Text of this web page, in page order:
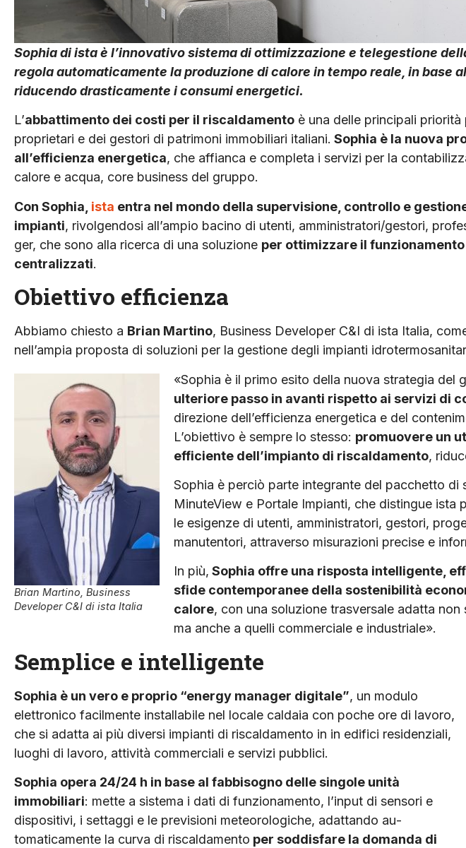
Sophia di ista è l’innovativo sistema di ottimizzazione e telegestione
regola automaticamente la produzione di calore in tempo reale, in base
riducendo drasticamente i consumi energetici.
L’abbattimento dei costi per il riscaldamento è una delle principali priorità
proprietari e dei gestori di patrimoni immobiliari italiani. Sophia è la nuova
all’efficienza energetica, che affianca e completa i servizi per la
calore e acqua, core business del gruppo.
Con Sophia, ista entra nel mondo della supervisione, controllo e
impianti, rivolgendosi all’ampio bacino di utenti, amministratori/gestori,
ger, che sono alla ricerca di una soluzione per ottimizzare il
centralizzati.
Obiettivo efficienza
Abbiamo chiesto a Brian Martino, Business Developer C&I di ista Italia,
nell’ampia proposta di so­luzioni per la gestione degli impianti
Brian Martino, Business
Developer C&I di ista Italia
«Sophia è il primo esito della nuova strategia del
ulteriore passo in avanti rispetto ai servizi di
direzione dell’efficienza energetica e del
L’obiettivo è sempre lo stesso: promuovere un
efficiente dell’impianto di riscalda­mento,
Sophia è perciò parte integrante del pacchetto di
MinuteView e Portale Im­pianti, che distingue ista
le esigenze di utenti, amministratori, ge­stori,
manutentori, attraverso misurazioni precise e
In più, Sophia offre una ri­sposta intelligente,
sfide con­temporanee della sostenibi­lità
calore, con una soluzione trasversale adatta
ma anche a quelli commerciale e industriale».
Semplice e intelligente
Sophia è un vero e proprio “energy manager digitale”, un modulo
elettronico facilmente installabile nel locale caldaia con poche ore di lavoro,
che si adatta ai più diversi impianti di riscaldamen­to in in edifici residenziali,
luoghi di lavoro, attività commerciali e servizi pubblici.
Sophia opera 24/24 h in base al fabbisogno delle singole unità
immobiliari: mette a sistema i dati di funzionamento, l’input di sensori e
dispositivi, i set­taggi e le previsioni mete­orologiche, adattando au­
tomaticamente la curva di riscaldamento per soddi­sfare la domanda di